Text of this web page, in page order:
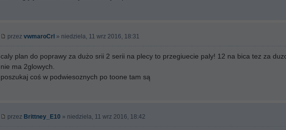
przez vwmaroCrl » niedziela, 11 wrz 2016, 18:31
caly plan do poprawy za dużo srii 2 serii na plecy to przegiuecie paly! 12 na bica tez za
nie ma 2glowych.
poszukaj coś w podwiesoznych po toone tam są
przez Brittney_E10 » niedziela, 11 wrz 2016, 18:42